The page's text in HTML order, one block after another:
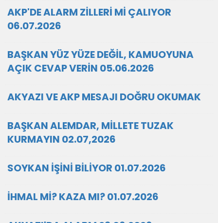
AKP'DE ALARM ZİLLERİ Mİ ÇALIYOR
06.07.2026
BAŞKAN YÜZ YÜZE DEĞİL, KAMUOYUNA
AÇIK CEVAP VERİN 05.06.2026
AKYAZI VE AKP MESAJI DOĞRU OKUMAK
BAŞKAN ALEMDAR, MİLLETE TUZAK
KURMAYIN 02.07,2026
SOYKAN İŞİNİ BİLİYOR 01.07.2026
İHMAL Mİ? KAZA MI? 01.07.2026